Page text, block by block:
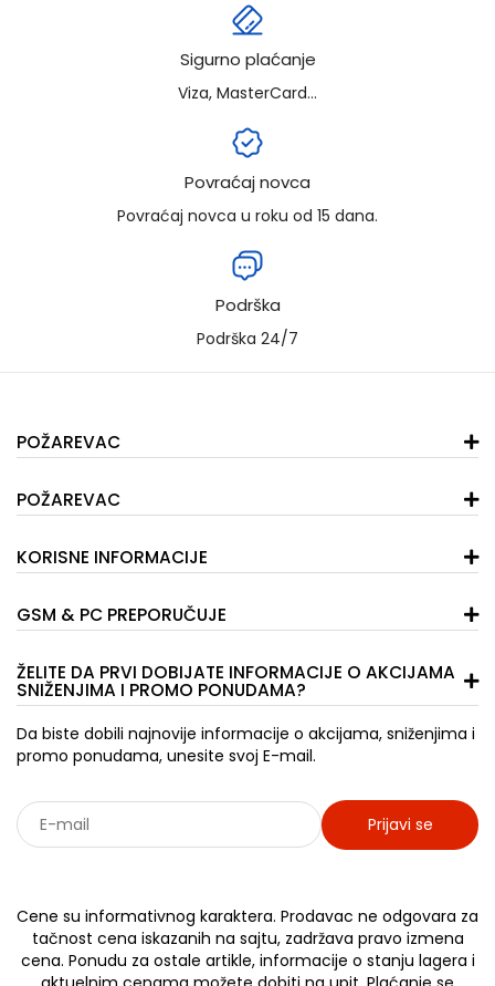
Sigurno plaćanje
Viza, MasterCard...
Povraćaj novca
Povraćaj novca u roku od 15 dana.
Podrška
Podrška 24/7
POŽAREVAC
POŽAREVAC
KORISNE INFORMACIJE
GSM & PC PREPORUČUJE
ŽELITE DA PRVI DOBIJATE INFORMACIJE O AKCIJAMA
SNIŽENJIMA I PROMO PONUDAMA?
Da biste dobili najnovije informacije o akcijama, sniženjima i
promo ponudama, unesite svoj E-mail.
Prijavi se
Cene su informativnog karaktera. Prodavac ne odgovara za
tačnost cena iskazanih na sajtu, zadržava pravo izmena
cena. Ponudu za ostale artikle, informacije o stanju lagera i